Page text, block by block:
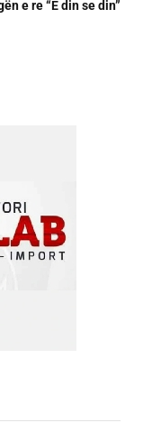
e re “E din se din”